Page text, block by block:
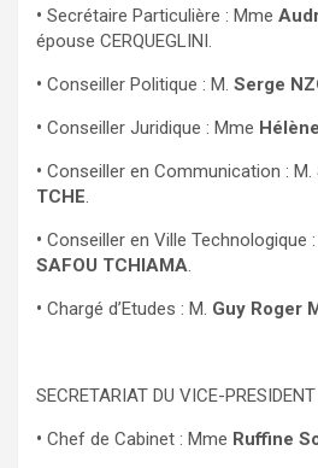
• Secrétaire Particulière : Mme
épouse CERQUEGLINI.
• Conseiller Politique : M. Serge
• Conseiller Juridique : Mme
• Conseiller en Communication : M.
TCHE.
• Conseiller en Ville Technologique :
SAFOU TCHIAMA.
• Chargé d’Etudes : M. Guy Roger
SECRETARIAT DU VICE-PRESIDENT
• Chef de Cabinet : Mme Ruffine